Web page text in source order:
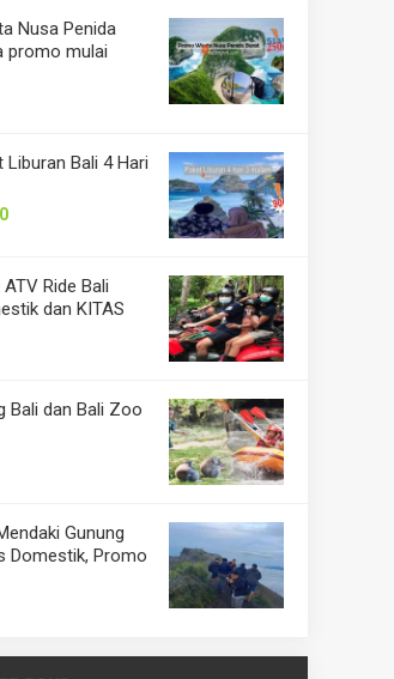
Nusa Penida
promo mulai
Bali 4 Hari
Ride Bali
dan KITAS
Bali dan Bali Zoo
Gunung
Domestik, Promo